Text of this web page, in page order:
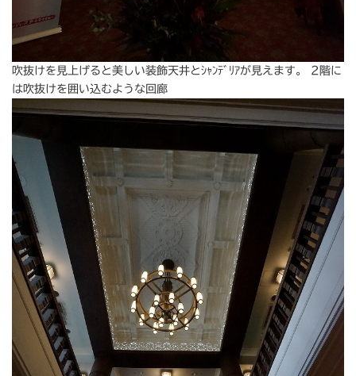
吹抜けを見上げると美しい装飾天井とｼｬﾝﾃﾞﾘｱが見えます。 2階に
は吹抜けを囲い込むような回廊